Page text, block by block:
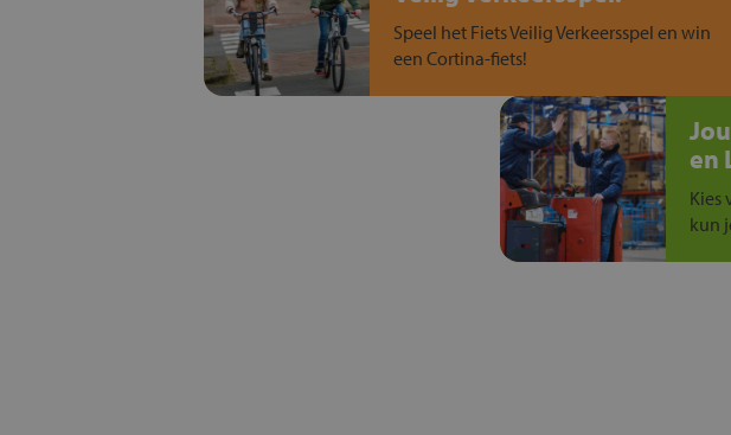
Speel het Fiets Veilig Verkeersspel en win
een Cortina-fiets!
en
Kies
kun